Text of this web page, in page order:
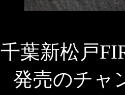
葉新松戸
発売のチャ